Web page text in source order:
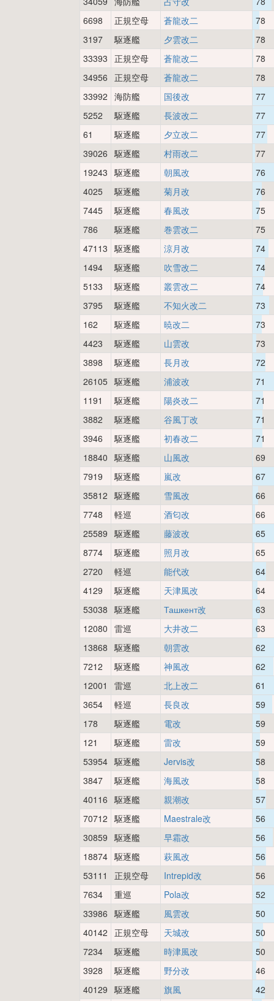
6698
正規空母 蒼龍改二
78
3197
駆逐艦 夕雲改二
78
33393 正規空母 蒼龍改二
78
34956
正規空母 蒼龍改二
78
33992 海防艦 国後改
77
5252
駆逐艦 長波改二
77
61
駆逐艦 夕立改二
77
39026 駆逐艦 村雨改二
77
19243 駆逐艦 朝風改
76
4025
駆逐艦 菊月改
76
7445
駆逐艦 春風改
75
786
駆逐艦 巻雲改二
75
47113 駆逐艦 涼月改
74
1494
駆逐艦 吹雪改二
74
5133
駆逐艦 叢雲改二
74
3795
駆逐艦 不知火改二
73
162
駆逐艦 暁改二
73
4423
駆逐艦 山雲改
73
3898
駆逐艦 長月改
72
26105 駆逐艦 浦波改
71
1191
駆逐艦 陽炎改二
71
3882
駆逐艦 谷風丁改
71
3946
駆逐艦 初春改二
71
18840 駆逐艦 山風改
69
7919
駆逐艦 嵐改
67
35812 駆逐艦 雪風改
66
7748
軽巡 酒匂改
66
25589 駆逐艦 藤波改
65
8774
駆逐艦 照月改
65
2720
軽巡 能代改
64
4129
駆逐艦 天津風改
64
53038 駆逐艦 Ташкент改
63
12080 雷巡 大井改二
63
13868 駆逐艦 朝雲改
62
7212
駆逐艦 神風改
62
12001
雷巡 北上改二
61
3654
軽巡 長良改
59
178
駆逐艦 電改
59
121
駆逐艦 雷改
59
53954 駆逐艦 Jervis改
58
3847
駆逐艦 海風改
58
40116 駆逐艦 親潮改
57
70712 駆逐艦 Maestrale改
56
30859 駆逐艦 早霜改
56
18874 駆逐艦 萩風改
56
53111
正規空母 Intrepid改
56
7634
重巡 Pola改
52
33986 駆逐艦 風雲改
50
40142 正規空母 天城改
50
7234
駆逐艦 時津風改
50
3928
駆逐艦 野分改
46
40129 駆逐艦 旗風 42